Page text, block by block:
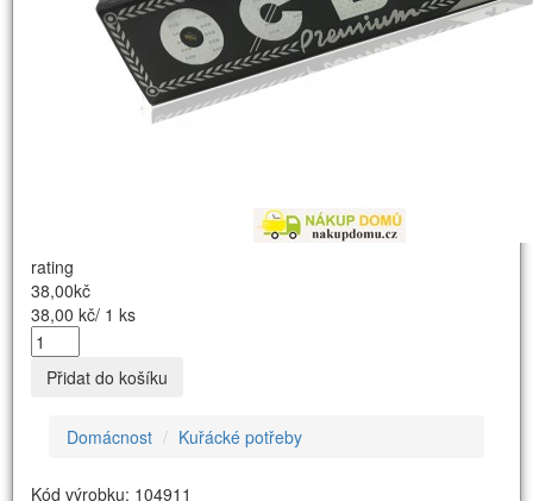
rating
38,00kč
38,00 kč/ 1 ks
Přidat do košíku
Domácnost Kuřácké potřeby
Kód výrobku: 104911